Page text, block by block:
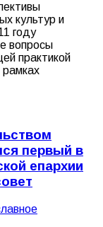
культур и
году
вопросы
практикой
рамках
первый в
епархии